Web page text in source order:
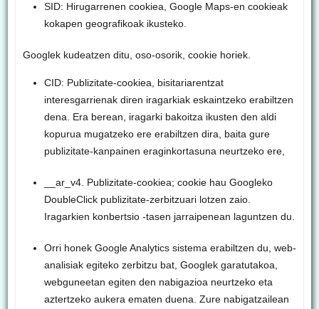
SID: Hirugarrenen cookiea, Google Maps-en cookieak
kokapen geografikoak ikusteko.
Googlek kudeatzen ditu, oso-osorik, cookie horiek.
CID: Publizitate-cookiea, bisitariarentzat
interesgarrienak diren iragarkiak eskaintzeko erabiltzen
dena. Era berean, iragarki bakoitza ikusten den aldi
kopurua mugatzeko ere erabiltzen dira, baita gure
publizitate-kanpainen eraginkortasuna neurtzeko ere,
__ar_v4. Publizitate-cookiea; cookie hau Googleko
DoubleClick publizitate-zerbitzuari lotzen zaio.
Iragarkien konbertsio -tasen jarraipenean laguntzen du.
Orri honek Google Analytics sistema erabiltzen du, web-
analisiak egiteko zerbitzu bat, Googlek garatutakoa,
webguneetan egiten den nabigazioa neurtzeko eta
aztertzeko aukera ematen duena. Zure nabigatzailean